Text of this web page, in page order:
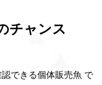
チャンス
できる個体販売魚 で